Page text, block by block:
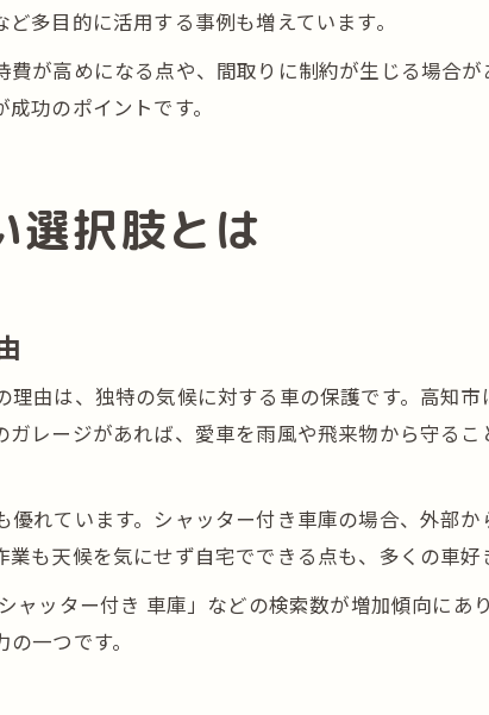
多目的に活用する事例も増えています。
が高めになる点や、間取りに制約が生じる場合
功のポイントです。
選択肢とは
由は、独特の気候に対する車の保護です。高知
レージがあれば、愛車を雨風や飛来物から守る
れています。シャッター付き車庫の場合、外部
も天候を気にせず自宅でできる点も、多くの車好
ャッター付き 車庫」などの検索数が増加傾向にあ
一つです。